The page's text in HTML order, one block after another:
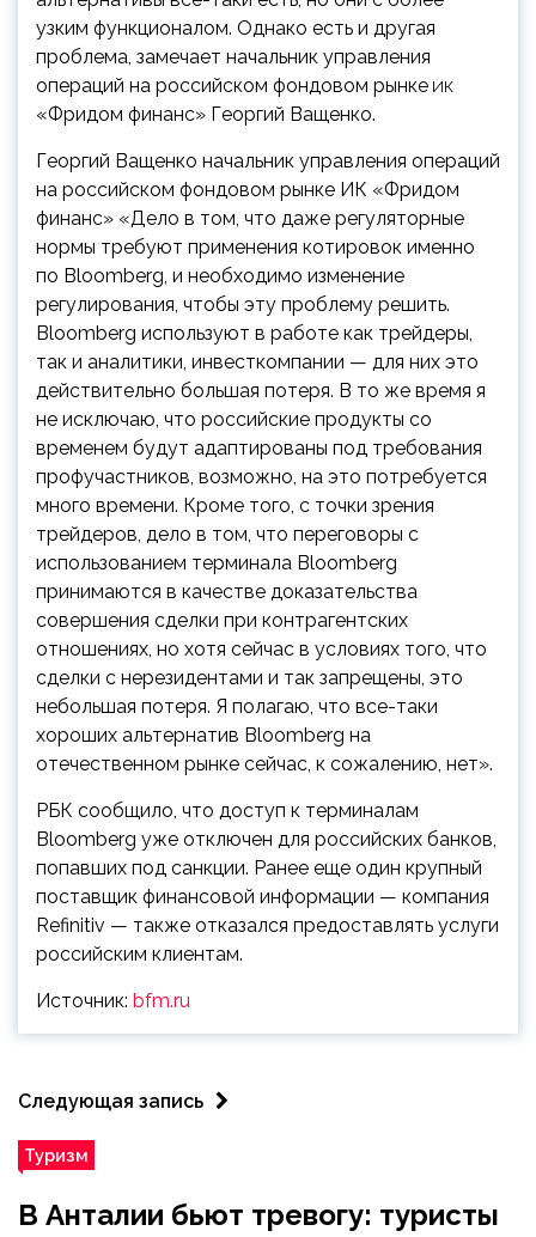
узким функционалом. Однако есть и другая
проблема, замечает начальник управления
операций на российском фондовом рынке ИК
«Фридом финанс» Георгий Ващенко.
Георгий Ващенко ​начальник управления операций
на российском фондовом рынке ИК «Фридом
финанс» «Дело в том, что даже регуляторные
нормы требуют применения котировок именно
по Bloomberg, и необходимо изменение
регулирования, чтобы эту проблему решить.
Bloomberg используют в работе как трейдеры,
так и аналитики, инвесткомпании — для них это
действительно большая потеря. В то же время я
не исключаю, что российские продукты со
временем будут адаптированы под требования
профучастников, возможно, на это потребуется
много времени. Кроме того, с точки зрения
трейдеров, дело в том, что переговоры с
использованием терминала Bloomberg
принимаются в качестве доказательства
совершения сделки при контрагентских
отношениях, но хотя сейчас в условиях того, что
сделки с нерезидентами и так запрещены, это
небольшая потеря. Я полагаю, что все-таки
хороших альтернатив Bloomberg на
отечественном рынке сейчас, к сожалению, нет».
РБК сообщило, что доступ к терминалам
Bloomberg уже отключен для российских банков,
попавших под санкции. Ранее еще один крупный
поставщик финансовой информации — компания
Refinitiv — также отказался предоставлять услуги
российским клиентам.
Источник: bfm.ru
Следующая запись
Туризм
В Анталии бьют тревогу: туристы